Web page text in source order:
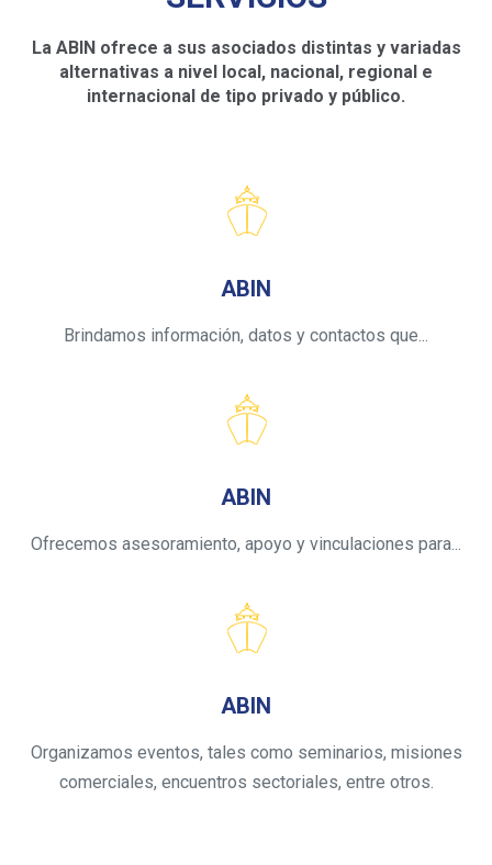
La ABIN ofrece a sus asociados distintas y variadas
alternativas a nivel local, nacional, regional e
internacional de tipo privado y público.
ABIN
Brindamos información, datos y contactos que...
ABIN
Ofrecemos asesoramiento, apoyo y vinculaciones para...
ABIN
Organizamos eventos, tales como seminarios, misiones
comerciales, encuentros sectoriales, entre otros.